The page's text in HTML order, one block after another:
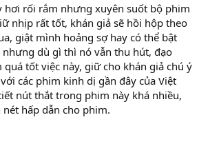
hơi rối rắm nhưng xuyên suốt bộ phim
nhịp rất tốt, khán giả sẽ hồi hộp theo
giật mình hoảng sợ hay có thể bật
dù gì thì nó vẫn thu hút, đạo
quá tốt việc này, giữ cho khán giả chú ý
các phim kinh dị gần đây của Việt
nút thắt trong phim này khá nhiều,
hấp dẫn cho phim.